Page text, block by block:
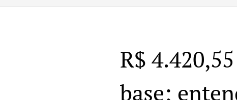
R$
base;